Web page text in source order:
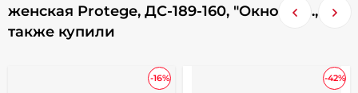
женская Protege, ДС-189-160, "Окно"чер.,
также купили
-16% -42%